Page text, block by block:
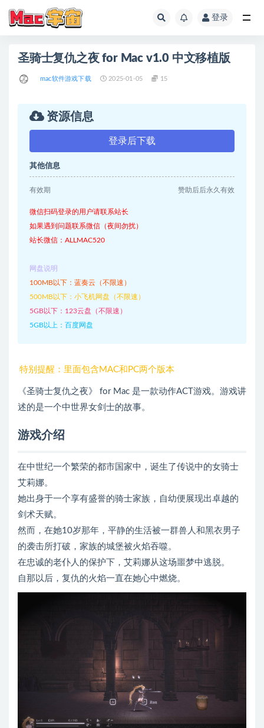
登录
圣骑士复仇之夜 for Mac v1.0 中文移植版
mac软件游戏下载 2025-01-05 15
资源信息
登录后下载
其他信息
有效期 赞助后后永久有效
微信扫码登录的用户请联系站长
如果遇到问题联系微信（夜间勿扰）
站长微信：ALLMAC520
网盘说明
100MB以下：蓝奏云（不限速）
500MB以下：小飞机网盘（不限速）
5GB以下：123云盘（不限速）
5GB以上：百度网盘
特别提醒：里面包含MAC和PC两个版本
《圣骑士复仇之夜》 for Mac 是一款动作ACT游戏。游戏讲
述的是一个中世界女剑士的故事。
游戏介绍
在中世纪一个繁荣的都市国家中，诞生了传说中的女骑士
艾莉娜。
她出身于一个享有盛誉的骑士家族，自幼便展现出卓越的
剑术天赋。
然而，在她10岁那年，平静的生活被一群兽人和黑衣男子
的袭击所打破，家族的城堡被火焰吞噬。
在忠诚的老仆人的保护下，艾莉娜从这场噩梦中逃脱。
自那以后，复仇的火焰一直在她心中燃烧。